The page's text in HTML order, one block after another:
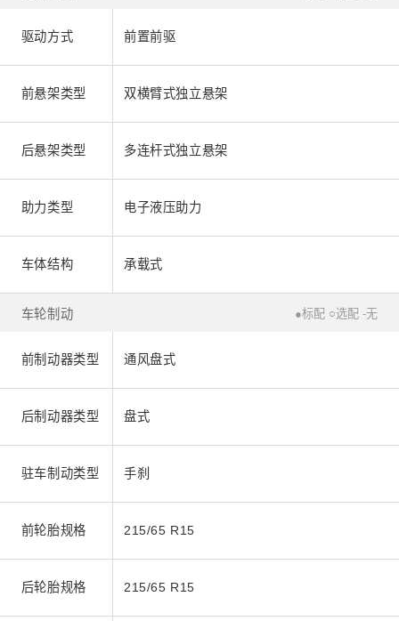
驱动方式 前置前驱
前悬架类型 双横臂式独立悬架
后悬架类型 多连杆式独立悬架
助力类型 电子液压助力
车体结构 承载式
车轮制动 ●标配 ○选配 -无
前制动器类型 通风盘式
后制动器类型 盘式
驻车制动类型 手刹
前轮胎规格 215/65 R15
后轮胎规格 215/65 R15